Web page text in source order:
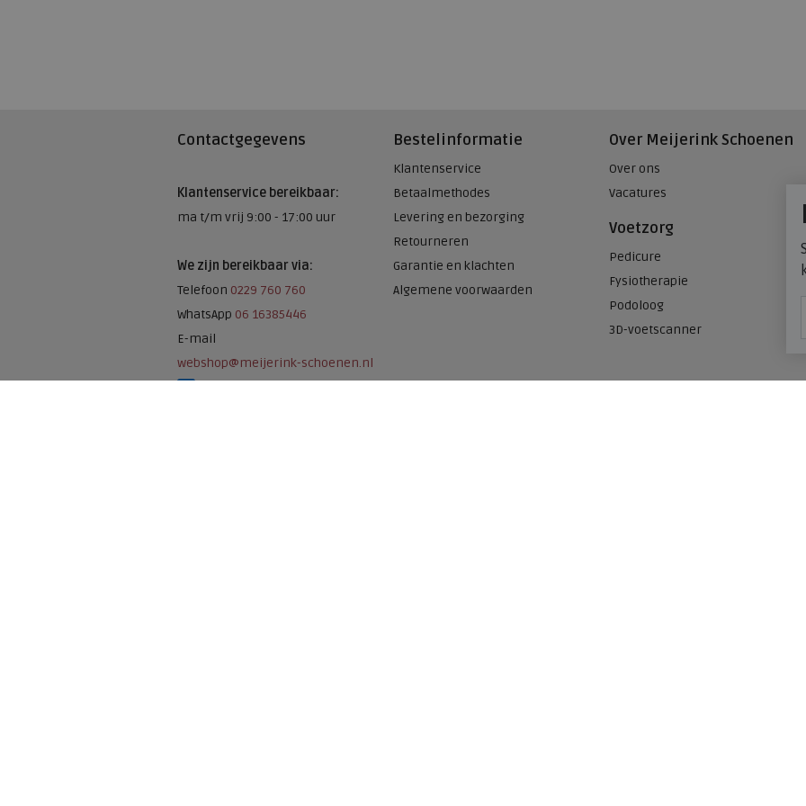
Contactgegevens
Klantenservice bereikbaar:
ma t/m vrij 9:00 - 17:00 uur
We zijn bereikbaar via:
Telefoon 0229 760 760
WhatsApp 06 16385446
E-mail
webshop@meijerink-schoenen.nl
Bestelinformatie
Klantenservice
Betaalmethodes
Levering en bezorging
Retourneren
Garantie en klachten
Algemene voorwaarden
Over Meijerink Schoenen
Over ons
Vacatures
Voetzorg
Pedicure
Fysiotherapie
Podoloog
3D-voetscanner